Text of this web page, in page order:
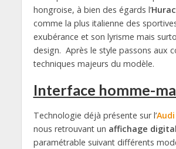
hongroise, à bien des égards l’
comme la plus italienne des
exubérance et son lyrisme mais
design. Après le style passons aux
techniques majeurs du modèle.
Interface homme-
Technologie déjà présente sur l’
nous retrouvant un affichage
paramétrable suivant différents